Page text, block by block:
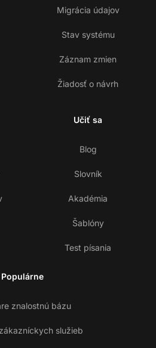
Migrácia údajov
Stav systému
Záznam zmien
Žiadosť o návrh
Učiť sa
Blog
Slovník
Akadémia
Šablóny
Test písania
Populárne
znalostnú bázu
služieb